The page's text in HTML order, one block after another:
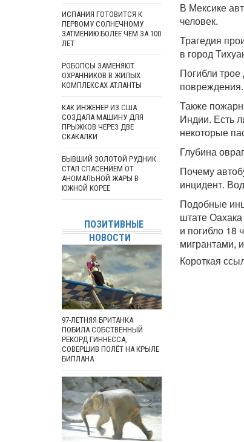
В Мексике
человек.
Трагедия
в город
Погибли
Также
Индии. Есть
некоторые
Глубина
Почему
инцидент.
Подобные
штате
и погибло 18
мигрантами,
Короткая
ИСПАНИЯ ГОТОВИТСЯ К
ПЕРВОМУ СОЛНЕЧНОМУ
ЗАТМЕНИЮ БОЛЕЕ ЧЕМ ЗА 100
ЛЕТ
РОБОПСЫ ЗАМЕНЯЮТ
ОХРАННИКОВ В ЖИЛЫХ
КОМПЛЕКСАХ АТЛАНТЫ
КАК ИНЖЕНЕР ИЗ США
СОЗДАЛА МАШИНУ ДЛЯ
ПРЫЖКОВ ЧЕРЕЗ ДВЕ
СКАКАЛКИ
БЫВШИЙ ЗОЛОТОЙ РУДНИК
СТАЛ СПАСЕНИЕМ ОТ
АНОМАЛЬНОЙ ЖАРЫ В
ЮЖНОЙ КОРЕЕ
ПОЗИТИВНЫЕ
НОВОСТИ
97-ЛЕТНЯЯ БРИТАНКА
ПОБИЛА СОБСТВЕННЫЙ
РЕКОРД ГИННЕССА,
СОВЕРШИВ ПОЛЁТ НА КРЫЛЕ
БИПЛАНА